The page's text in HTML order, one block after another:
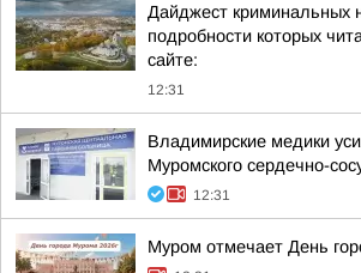
Дайджест криминальных
подробности которых
сайте:
12:31
Владимирские медики
Муромского сердечно-
12:31
Муром отмечает День